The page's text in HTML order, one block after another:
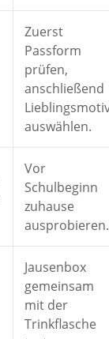
Zuerst
Passform
prüfen,
anschließend
auswählen.
Vor
Schulbeginn
zuhause
ausprobieren.
Jausenbox
gemeinsam
mit der
Trinkflasche